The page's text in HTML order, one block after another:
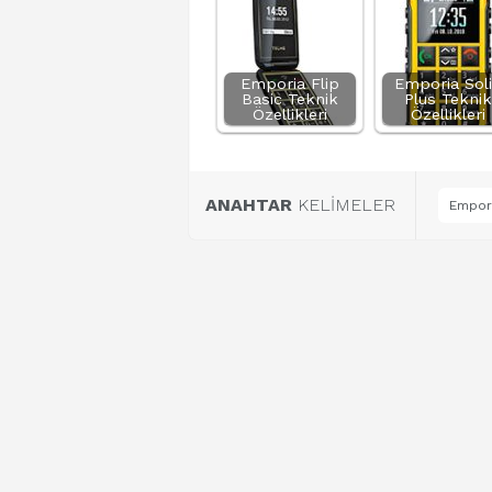
Emporia Flip
Basic Teknik
Özellikleri
Emporia
Plus Teknik
Özellikleri
ANAHTAR KELİMELER